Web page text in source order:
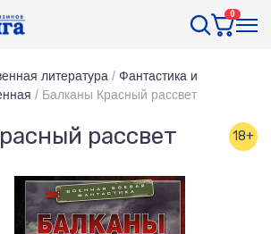
0
литература / Фантастика и
/ Балканы Красный рассвет
рассвет 18+